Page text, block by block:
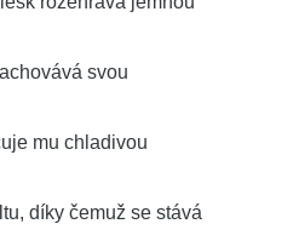
svou
mu chladivou
díky čemuž se stává